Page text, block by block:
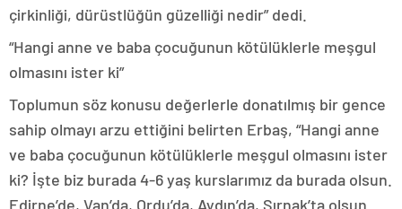
çirkinliği, dürüstlüğün güzelliği nedir” dedi.
“Hangi anne ve baba çocuğunun kötülüklerle meşgul
olmasını ister ki”
Toplumun söz konusu değerlerle donatılmış bir gence
sahip olmayı arzu ettiğini belirten Erbaş, “Hangi anne
ve baba çocuğunun kötülüklerle meşgul olmasını ister
ki? İşte biz burada 4-6 yaş kurslarımız da burada olsun.
Edirne’de, Van’da, Ordu’da, Aydın’da, Şırnak’ta olsun